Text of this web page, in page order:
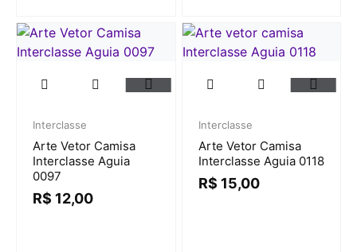
Interclasse
Arte Vetor Camisa
Interclasse Aguia
0097
R$ 12,00
Interclasse
Arte Vetor Camisa
Interclasse Aguia 0118
R$ 15,00